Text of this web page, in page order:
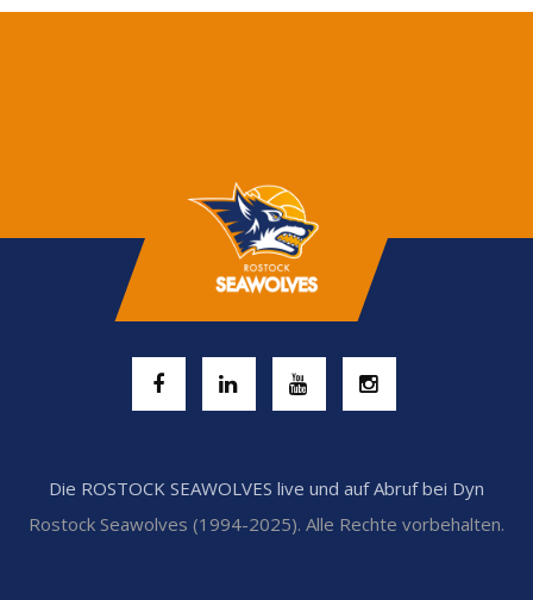
Die ROSTOCK SEAWOLVES live und auf Abruf bei Dyn
Rostock Seawolves (1994-2025). Alle Rechte vorbehalten.